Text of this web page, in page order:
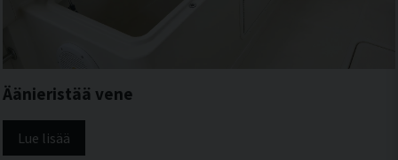
Äänieristää vene
Lue lisää